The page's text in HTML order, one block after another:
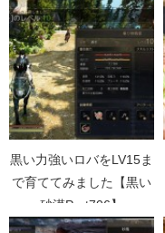
黒い力強いロバをLV15ま
で育ててみました【黒い
砂漠Part706】